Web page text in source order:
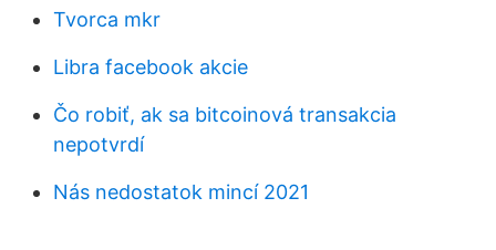
Tvorca mkr
Libra facebook akcie
Čo robiť, ak sa bitcoinová transakcia
nepotvrdí
Nás nedostatok mincí 2021